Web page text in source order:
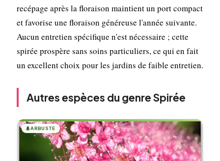
recépage après la floraison maintient un port compact
et favorise une floraison généreuse l'année suivante.
Aucun entretien spécifique n'est nécessaire ; cette
spirée prospère sans soins particuliers, ce qui en fait
un excellent choix pour les jardins de faible entretien.
Autres espèces du genre Spirée
🌲ARBUSTE